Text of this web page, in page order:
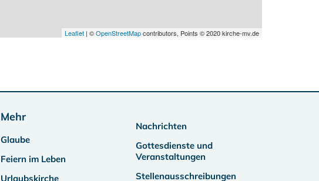
Leaflet | ©OpenStreetMapcontributors, Points © 2020 kirche-mv.de
Mehr
Glaube
Feiern im Leben
Urlaubskirche
Nachrichten
Gottesdienste und
Veranstaltungen
Stellenausschreibungen